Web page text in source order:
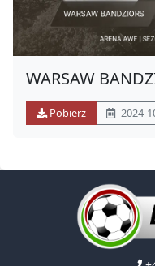
WARSAW
(JESIEŃ 2024)
Pobierz 2024-